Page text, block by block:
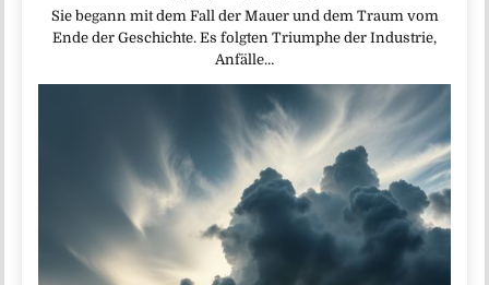
Sie begann mit dem Fall der Mauer und dem Traum vom
Ende der Geschichte. Es folgten Triumphe der Industrie,
Anfälle…